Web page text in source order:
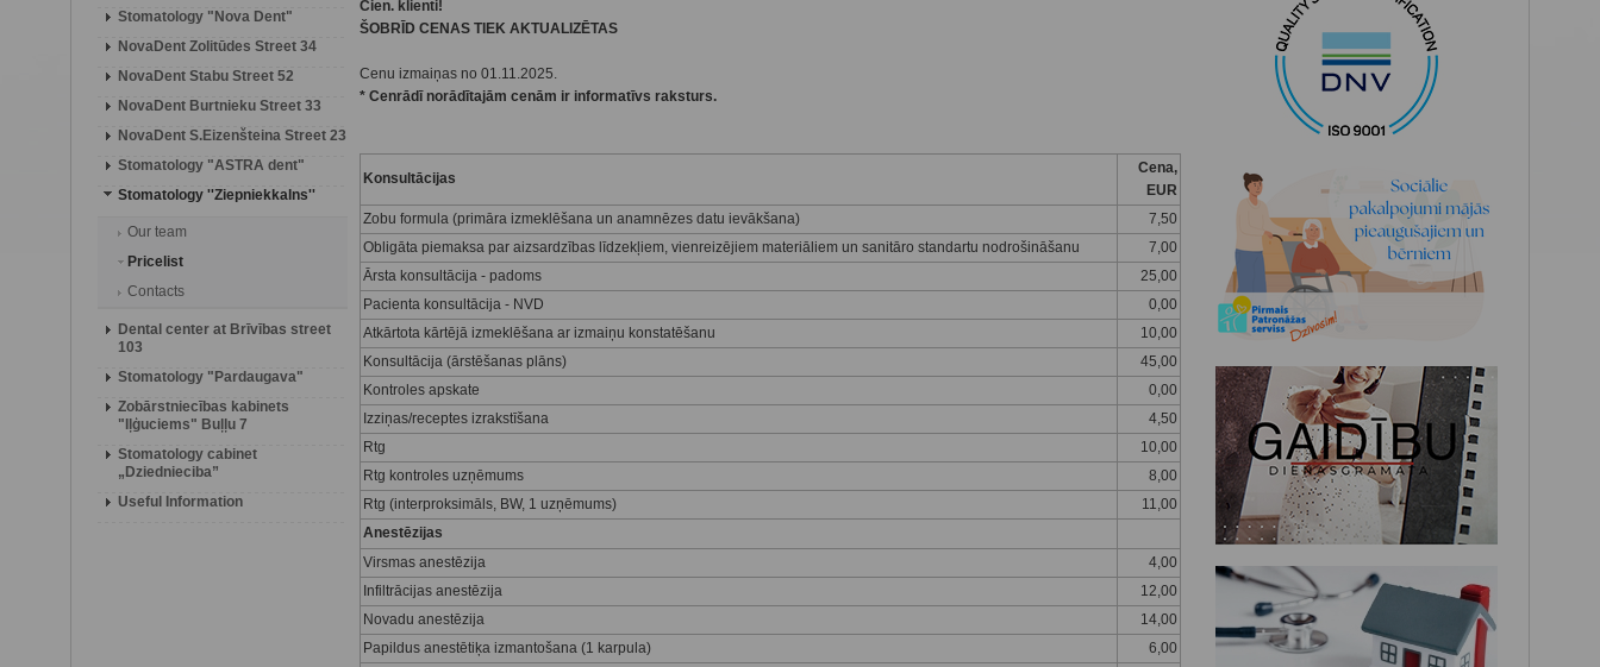
Stomatology "Nova Dent"
NovaDent Zolitūdes Street 34
NovaDent Stabu Street 52
NovaDent Burtnieku Street 33
NovaDent S.Eizenšteina Street 23
Stomatology "ASTRA dent"
Stomatology ''Ziepniekkalns''
Our team
Pricelist
Contacts
Dental center at Brīvības street
103
Stomatology "Pardaugava"
Zobārstniecības kabinets
"Iļģuciems" Buļļu 7
Stomatology cabinet
„Dziednieciba”
Useful Information
Cien. klienti!
ŠOBRĪD CENAS TIEK AKTUALIZĒTAS
Cenu izmaiņas no 01.11.2025.
* Cenrādī norādītajām cenām ir informatīvs raksturs.
Konsultācijas
Cena,
EUR
Zobu formula (primāra izmeklēšana un anamnēzes datu ievākšana)
7,50
Obligāta piemaksa par aizsardzības līdzekļiem, vienreizējiem materiāliem un sanitāro standartu nodrošināšanu
7,00
Ārsta konsultācija - padoms
25,00
Pacienta konsultācija - NVD
0,00
Atkārtota kārtējā izmeklēšana ar izmaiņu konstatēšanu
10,00
Konsultācija (ārstēšanas plāns)
45,00
Kontroles apskate
0,00
Izziņas/receptes izrakstīšana
4,50
Rtg
10,00
Rtg kontroles uzņēmums
8,00
Rtg (interproksimāls, BW, 1 uzņēmums)
11,00
Anestēzijas
Virsmas anestēzija
4,00
Infiltrācijas anestēzija
12,00
Novadu anestēzija
14,00
Papildus anestētiķa izmantošana (1 karpula)
6,00